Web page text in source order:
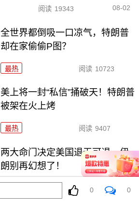
阅读 19343 08-02
全世界都倒吸一口凉气，特朗普
却在家偷偷P图？
最热 阅读 10723
美上将一封“私信”捅破天！特朗普
被架在火上烤
最热 阅读 9407
两大命门决定美国退无可退，伊
朗别再幻想了！
阅读 7014
0 0